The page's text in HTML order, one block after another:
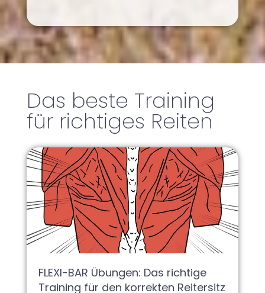
Das beste Training
für richtiges Reiten
FLEXI-BAR Übungen: Das richtige
Training für den korrekten Reitersitz